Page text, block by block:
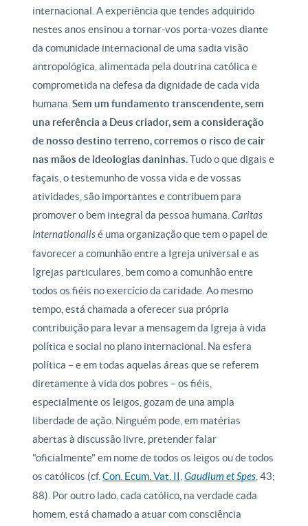
internacional. A experiência que tendes adquirido
nestes anos ensinou a tornar-vos porta-vozes diante
da comunidade internacional de uma sadia visão
antropológica, alimentada pela doutrina católica e
comprometida na defesa da dignidade de cada vida
humana.Sem um fundamento transcendente, sem
una referência a Deus criador, sem a consideração
de nosso destino terreno, corremos o risco de cair
nas mãos de ideologias daninhas.Tudo o que digais e
façais, o testemunho de vossa vida e de vossas
atividades, são importantes e contribuem para
promover o bem integral da pessoa humana.Caritas
Internationalisé uma organização que tem o papel de
favorecer a comunhão entre a Igreja universal e as
Igrejas particulares, bem como a comunhão entre
todos os fiéis no exercício da caridade. Ao mesmo
tempo, está chamada a oferecer sua própria
contribuição para levar a mensagem da Igreja à vida
política e social no plano internacional. Na esfera
política – e em todas aquelas áreas que se referem
diretamente à vida dos pobres – os fiéis,
especialmente os leigos, gozam de una ampla
liberdade de ação. Ninguém pode, em matérias
abertas à discussão livre, pretender falar
"oficialmente" em nome de todos os leigos ou de todos
os católicos (cf.Con. Ecum. Vat. II ,Gaudium et Spes , 43;
88). Por outro lado, cada católico, na verdade cada
homem, está chamado a atuar com consciência